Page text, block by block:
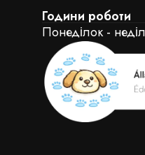
Години роботи
Понеділок -